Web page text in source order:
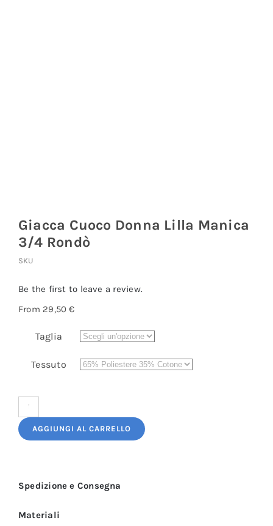
Giacca Cuoco Donna Lilla Manica
3/4 Rondò
SKU
Be the first to leave a review.
From 29,50€
Taglia
Tessuto
Giacca
Cuoco
Donna
3/4
AGGIUNGI AL CARRELLO
Spedizione e Consegna
Materiali